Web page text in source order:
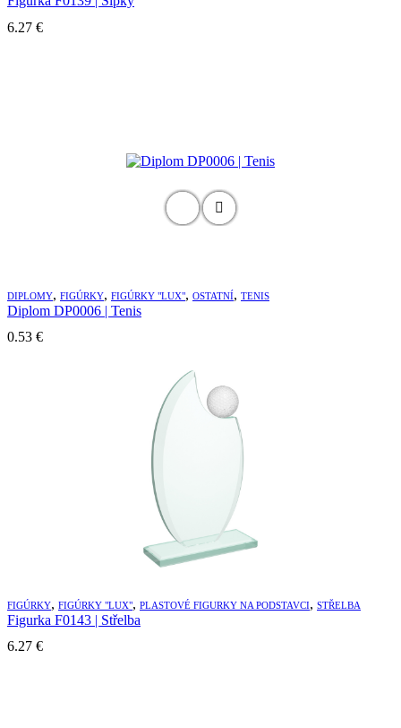
6.27 €
DIPLOMY, FIGÚRKY, FIGÚRKY "LUX", OSTATNÍ, TENIS
Diplom DP0006 | Tenis
0.53 €
FIGÚRKY, FIGÚRKY "LUX", PLASTOVÉ FIGURKY NA PODSTAVCI, STŘELBA
Figurka F0143 | Střelba
6.27 €